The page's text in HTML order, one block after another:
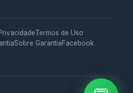
Termos de Uso
Sobre GarantiaFacebook